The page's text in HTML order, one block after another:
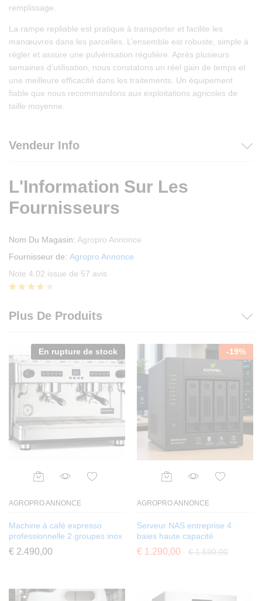
remplissage.
La rampe repliable est pratique à transporter et facilite les
manœuvres dans les parcelles. L’ensemble est robuste, simple à
régler et assure une pulvérisation régulière. Après plusieurs
semaines d’utilisation, nous constatons un réel gain de temps et
une meilleure efficacité dans les traitements. Un équipement
fiable que nous recommandons aux exploitations agricoles de
taille moyenne.
Vendeur Info
L'Information Sur Les
Fournisseurs
Nom Du Magasin: Agropro Annonce
Fournisseur de: Agropro Annonce
Note 4.02 issue de 57 avis
4.02
sur 5
notation
s client
Plus De Produits
En rupture de stock
AGROPRO ANNONCE
Machine à café expresso
professionnelle 2 groupes inox
€ 2.490,00
-19%
AGROPRO ANNONCE
Serveur NAS entreprise 4
baies haute capacité
€ 1.290,00 €1.590,00